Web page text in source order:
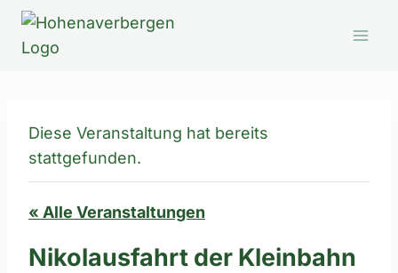
Zum
springen
Diese Veranstaltung hat bereits
stattgefunden.
« Alle Veranstaltungen
Nikolausfahrt der Kleinbahn